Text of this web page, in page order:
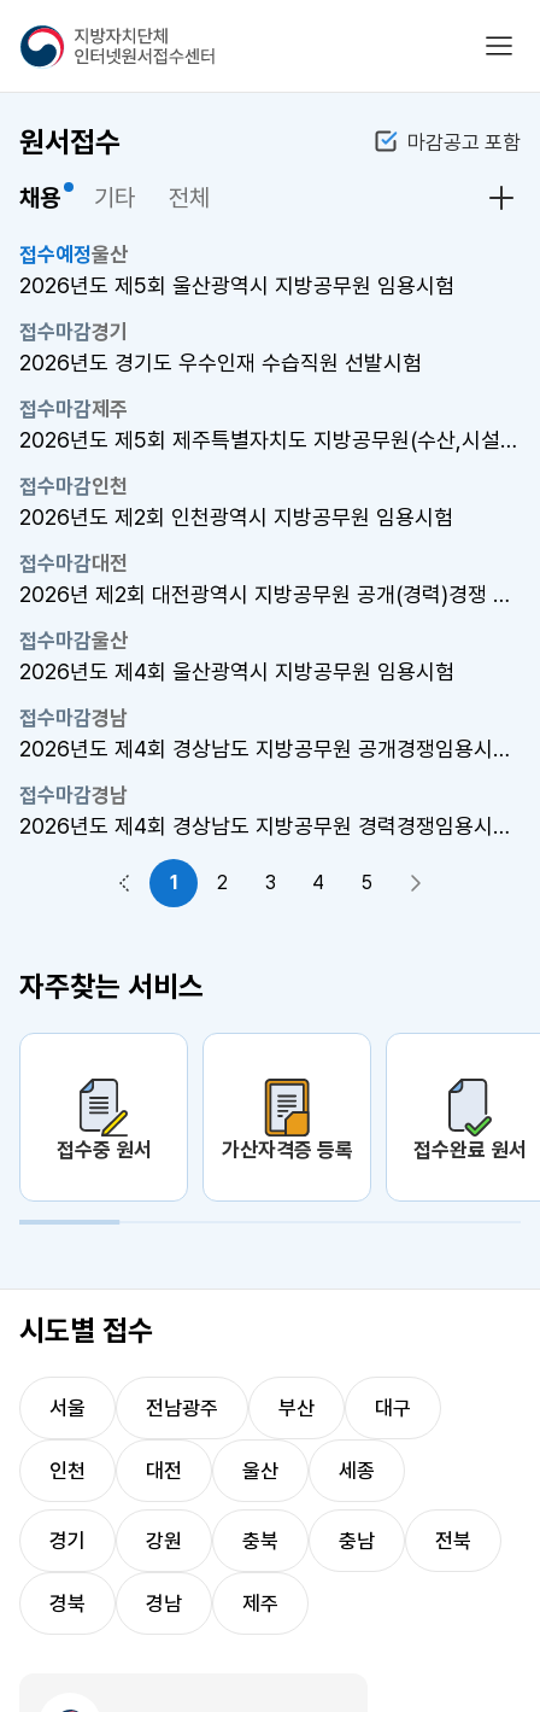
지
방
자
단
인
넷
원
접
수
터
모바
원서접수
채용 기타 전체
접수예정울산
2026년도 제5회 울산광역시 지방공무원 임용시험
접수마감경기
2026년도 경기도 우수인재 수습직원 선발시험
접수마감제주
2026년도 제5회 제주특별자치도 지방공무원(수산,시설관리,운전) 임용..
접수마감인천
2026년도 제2회 인천광역시 지방공무원 임용시험
접수마감대전
2026년 제2회 대전광역시 지방공무원 공개(경력)경쟁 임용시험
접수마감울산
2026년도 제4회 울산광역시 지방공무원 임용시험
접수마감경남
2026년도 제4회 경상남도 지방공무원 공개경쟁임용시험(행정7급)
접수마감경남
2026년도 제4회 경상남도 지방공무원 경력경쟁임용시험[9급 고졸(예정..
이전 페이지
1 2 3 4 5
다음 페이지
마감공고 포함
채
자주찾는 서비스
접수중 원서 가산자격증 등록 접수완료 원서
시도별 접수
서울 전남광주 부산 대구
인천 대전 울산 세종
경기 강원 충북 충남 전북
경북 경남 제주